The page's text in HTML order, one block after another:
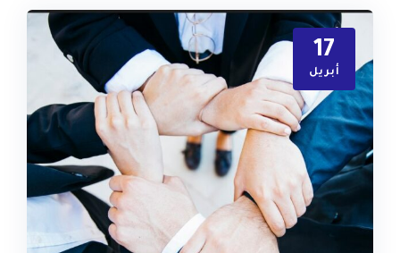
17
أبريل